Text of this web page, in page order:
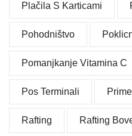
Plačila S Karticami
Pohodništvo
Pomanjkanje Vitamina C
Pos Terminali
Rafting Rafting